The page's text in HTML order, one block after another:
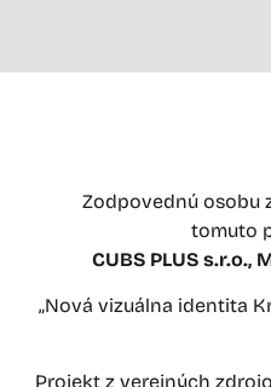
Zodpovednú osobu
tomuto
CUBS PLUS s.r.o.,
„Nová vizuálna identita
Projekt z verejných